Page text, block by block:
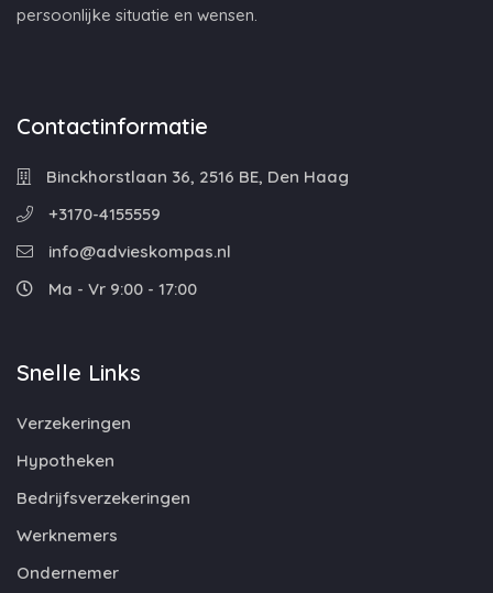
persoonlijke situatie en wensen.
Contactinformatie
Binckhorstlaan 36, 2516 BE, Den Haag
+3170-4155559
info@advieskompas.nl
Ma - Vr 9:00 - 17:00
Snelle Links
Verzekeringen
Hypotheken
Bedrijfsverzekeringen
Werknemers
Ondernemer